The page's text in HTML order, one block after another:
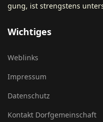
gung, ist strengstens
Wichtiges
Weblinks
Impressum
Datenschutz
Kontakt Dorfgemeinschaft